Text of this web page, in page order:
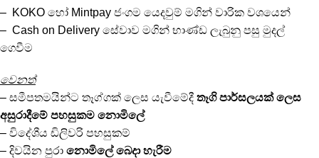
– KOKO හෝ Mintpay ජංගම යෙදවුම් මගින් වාරික වශයෙන්
– Cash on Delivery සේවාව මගින් භාණ්ඩ ලැබුනු පසු මුදල්
ගෙවීම
වෙනත්
– සමීපතමයින්ට තෑග්ගක් ලෙස යැවීමේදී තෑගි පාර්සලයක් ලෙස
අසුරාදීමේ පහසුකම නොමිලේ
– විදේශීය ඩිලිවරි පහසුකම්
– දිවයින පුරා නොමිලේ බෙදා හැරීම